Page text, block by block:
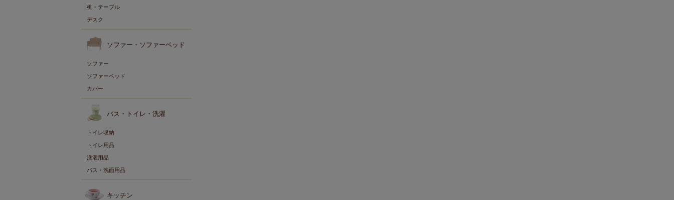
机・テーブル
デスク
ソファー・ソファーベッド
ソファー
ソファーベッド
カバー
バス・トイレ・洗濯
トイレ収納
トイレ用品
洗濯用品
バス・洗面用品
キッチン